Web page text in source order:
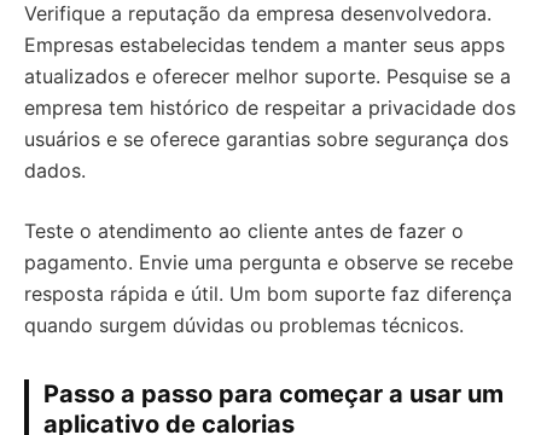
Verifique a reputação da empresa desenvolvedora.
Empresas estabelecidas tendem a manter seus apps
atualizados e oferecer melhor suporte. Pesquise se a
empresa tem histórico de respeitar a privacidade dos
usuários e se oferece garantias sobre segurança dos
dados.
Teste o atendimento ao cliente antes de fazer o
pagamento. Envie uma pergunta e observe se recebe
resposta rápida e útil. Um bom suporte faz diferença
quando surgem dúvidas ou problemas técnicos.
Passo a passo para começar a usar um
aplicativo de calorias